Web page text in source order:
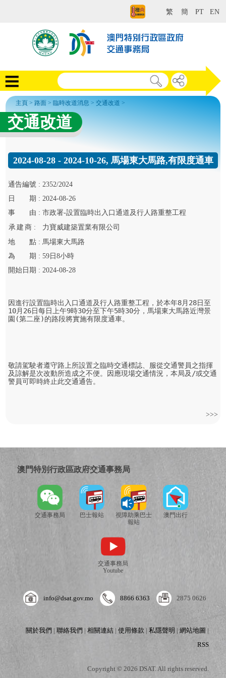
繁 簡 PT EN
主頁 >路面 > 臨時改道消息 >交通改道 >
交通改道
2024-08-28 - 2024-10-26, 馬場東大馬路,有限度通車
通告編號 :2352/2024
日
期 :2024-08-26
事
由 :市政署-設置臨時出入口通道及行人路重整工程
承建 商 :
力寶威建築置業有限公司
地
點 :馬場東大馬路
為
期 :59 日8小時
開始 日期 :2024-08-28
因進行設置臨時出入口通道及行人路重整工程，於本年8月28日至
10月26日每日上午9時30分至下午5時30分，馬場東大馬路近灣景
園(第二座)的路段將實施有限度通車。
敬請駕駛者遵守路上所設置之臨時交通標誌、服從交通警員之指揮
及諒解是次改動所造成之不便。因應現場交通情況，本局及/或交通
警員可即時終止此交通通告。
>>>
澳門特別行政區政府交通事務局
交通事務局 巴士報站
視障助乘巴士
報站
澳門出行
交通事務局
Youtube
info@dsat.gov.mo 8866 6363 2875 0626
關於我們 |聯絡我們 |相關連結 |使用條款 |私隱聲明 |網站地圖 |
RSS
Copyright © 2026 DSAT. All rights reserved.